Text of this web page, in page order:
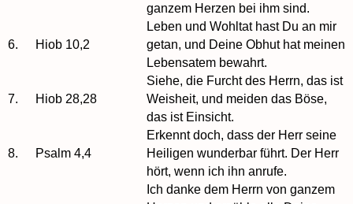
ganzem Herzen bei ihm sind.
6. Hiob 10,2
Leben und Wohltat hast Du an mir
getan, und Deine Obhut hat meinen
Lebensatem bewahrt.
7. Hiob 28,28
Siehe, die Furcht des Herrn, das ist
Weisheit, und meiden das Böse,
das ist Einsicht.
8. Psalm 4,4
Erkennt doch, dass der Herr seine
Heiligen wunderbar führt. Der Herr
hört, wenn ich ihn anrufe.
Ich danke dem Herrn von ganzem